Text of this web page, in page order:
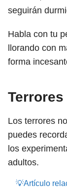
seguirán
Habla con tu
llorando con
forma
Los terrores
puedes
los
adultos.
💡Artículo